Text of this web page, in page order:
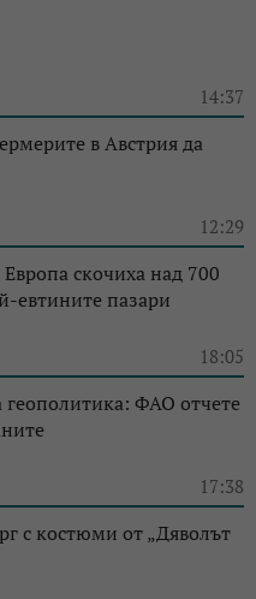
14:37
в Австрия да
12:29
скочиха над 700
евтините пазари
18:05
ФАО отчете
17:38
с костюми от „Дяволът